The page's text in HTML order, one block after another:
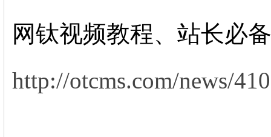
网钛视频教程、站长必
http://otcms.com/news/